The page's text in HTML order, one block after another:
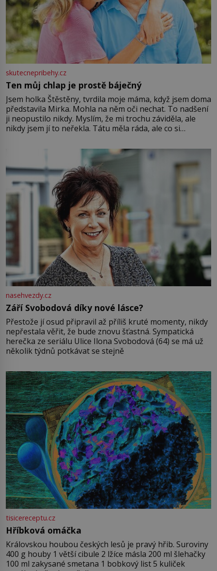
skutecnepribehy.cz
Ten můj chlap je prostě báječný
Jsem holka Štěstěny, tvrdila moje máma, když jsem doma
představila Mirka. Mohla na něm oči nechat. To nadšení
ji neopustilo nikdy. Myslím, že mi trochu záviděla, ale
nikdy jsem jí to neřekla. Tátu měla ráda, ale co si
Jsme spolu moc rádi Tehdy byla jiná doba, když
nasehvezdy.cz
Září Svobodová díky nové lásce?
Přestože jí osud připravil až příliš kruté momenty, nikdy
nepřestala věřit, že bude znovu šťastná. Sympatická
herečka ze seriálu Ulice Ilona Svobodová (64) se má už
několik týdnů potkávat se stejně
tisicereceptu.cz
Hříbková omáčka
Královskou houbou českých lesů je pravý hřib. Suroviny
400 g houby 1 větší cibule 2 lžíce másla 200 ml šlehačky
100 ml zakysané smetana 1 bobkový list 5 kuliček